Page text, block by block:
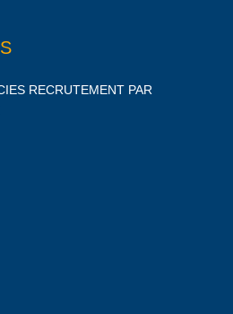
RECRUTEMENT PAR